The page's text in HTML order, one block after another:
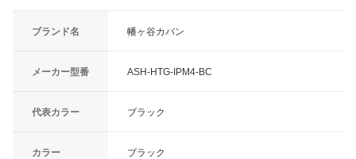
ブランド名 幡ヶ谷カバン
メーカー型番 ASH-HTG-IPM4-BC
代表カラー ブラック
カラー ブラック